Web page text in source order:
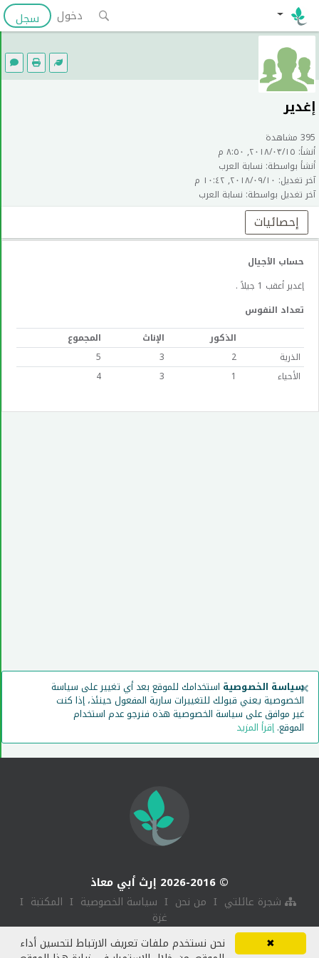
دخول سجل
إغدير
395 مشاهدة
أنشأ: ١٥‏/٠٣‏/٢٠١٨, ٨:٥٠ م
أنشأ بواسطة: نسابة العرب
آخر تغديل: ١٠‏/٠٩‏/٢٠١٨, ١٠:٤٢ م
آخر تغديل بواسطة: نسابة العرب
إحصائيات
حساب الأجيال
إغدير أعقب 1 جيلاً .
تعداد النفوس
الذكور
الإناث
المجموع
الذرية
2
3
5
الأحياء
1
3
4
سياسة الخصوصية استخدامك للموقع بعد أي تغيير على سياسة
الخصوصية يعني قبولك للتغييرات سارية المفعول حينئذ، إذا كنت
غير موافق على سياسة الخصوصية هذه فنرجو عدم استخدام
الموقع.إقرأ المزيد
×
© 2026-2016 إرث أبي معاذ
شجرة عائلتي I من نحن I سياسة الخصوصية I المكتبة I
غزة
✖
نحن نستخدم ملفات تعريف الارتباط لتحسين أداء